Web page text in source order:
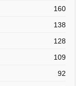
160
138
128
109
92